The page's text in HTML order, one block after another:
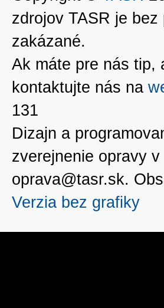
zdrojov TASR je
zakázané.
Ak máte pre nás tip,
kontaktujte nás na
131
Dizajn a
zverejnenie opravy
oprava@tasr.sk.
Verzia bez grafiky